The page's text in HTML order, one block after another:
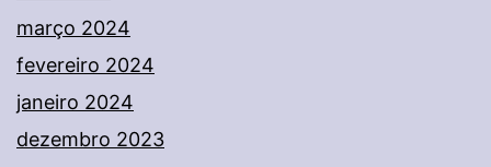
março 2024
fevereiro 2024
janeiro 2024
dezembro 2023